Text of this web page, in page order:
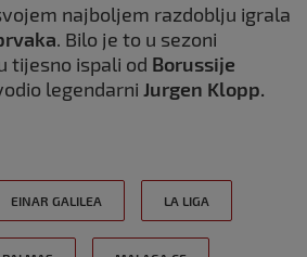
najboljem razdoblju igrala
. Bilo je to u sezoni
tijesno ispali od Borussije
legendarni Jurgen Klopp.
EINAR GALILEA LA LIGA